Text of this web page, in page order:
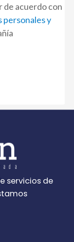
de acuerdo con
personales y
servicios de